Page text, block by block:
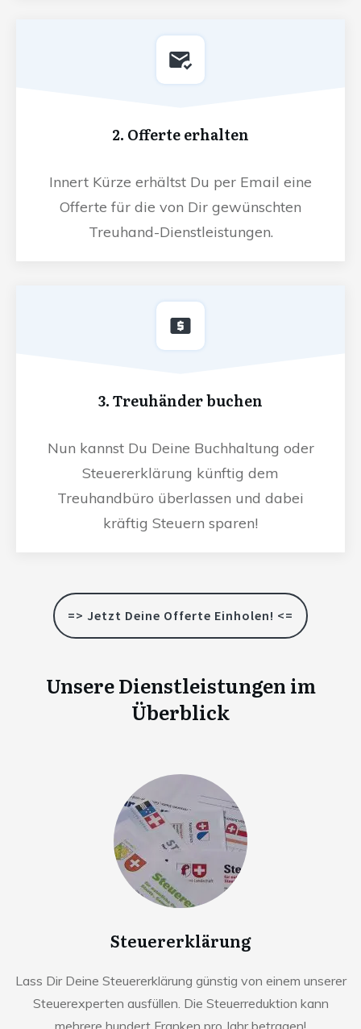
2. Offerte erhalten
Innert Kürze erhältst Du per Email eine
Offerte für die von Dir gewünschten
Treuhand-Dienstleistungen.
3. Treuhänder buchen
Nun kannst Du Deine Buchhaltung oder
Steuererklärung künftig dem
Treuhandbüro überlassen und dabei
kräftig Steuern sparen!
=> Jetzt Deine Offerte Einholen! <=
Unsere Dienstleistungen im
Überblick
Steuererklärung
Lass Dir Deine Steuererklärung günstig von einem unserer
Steuerexperten ausfüllen. Die Steuerreduktion kann
mehrere hundert Franken pro Jahr betragen!